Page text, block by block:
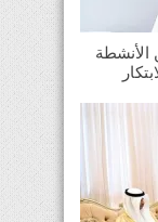
الأنشطة